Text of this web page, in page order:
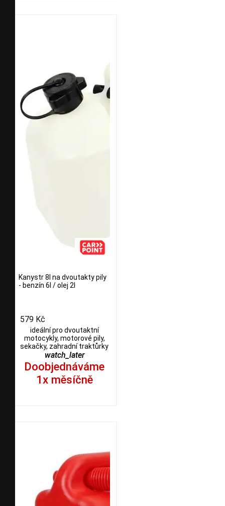
Kanystr 8l na dvoutakty pily
- benzín 6l / olej 2l
579 Kč
ideální pro dvoutaktní
motocykly, motorové pily,
sekačky, zahradní traktůrky
watch_later
Doobjednáváme
1x měsíčně